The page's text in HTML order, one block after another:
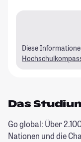
Diese
Das
Go global: Über
Nationen und die